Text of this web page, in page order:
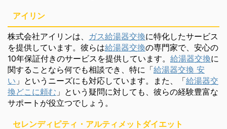
アイリン
株式会社アイリンは、 ガス給湯器交換に特化したサービス
を提供しています。彼らは給湯器交換の専門家で、安心の
10年保証付きのサービスを提供しています。 給湯器交換に
関することなら何でも相談でき、特に「給湯器交換 安
い 」というニーズにも対応しています。また、「給湯器交
換どこに頼む 」という疑問に対しても、彼らの経験豊富な
サポートが役立つでしょう。
セレンディピティ・アルティメットダイエット